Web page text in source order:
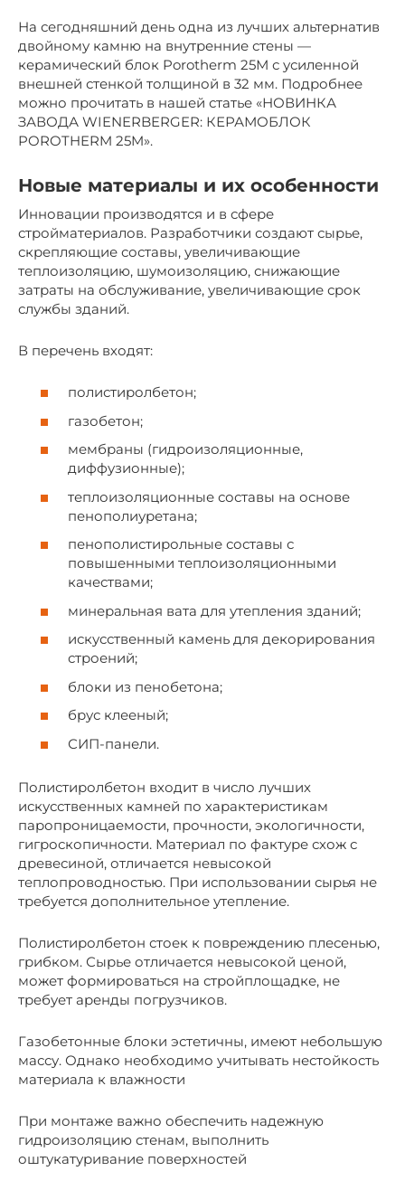
На сегодняшний день одна из лучших альтернатив
двойному камню на внутренние стены —
керамический блок Porotherm 25М с усиленной
внешней стенкой толщиной в 32 мм. Подробнее
можно прочитать в нашей статье «НОВИНКА
ЗАВОДА WIENERBERGER: КЕРАМОБЛОК
POROTHERM 25M».
Новые материалы и их особенности
Инновации производятся и в сфере
стройматериалов. Разработчики создают сырье,
скрепляющие составы, увеличивающие
теплоизоляцию, шумоизоляцию, снижающие
затраты на обслуживание, увеличивающие срок
службы зданий.
В перечень входят:
полистиролбетон;
газобетон;
мембраны (гидроизоляционные,
диффузионные);
теплоизоляционные составы на основе
пенополиуретана;
пенополистирольные составы с
повышенными теплоизоляционными
качествами;
минеральная вата для утепления зданий;
искусственный камень для декорирования
строений;
блоки из пенобетона;
брус клееный;
СИП-панели.
Полистиролбетон входит в число лучших
искусственных камней по характеристикам
паропроницаемости, прочности, экологичности,
гигроскопичности. Материал по фактуре схож с
древесиной, отличается невысокой
теплопроводностью. При использовании сырья не
требуется дополнительное утепление.
Полистиролбетон стоек к повреждению плесенью,
грибком. Сырье отличается невысокой ценой,
может формироваться на стройплощадке, не
требует аренды погрузчиков.
Газобетонные блоки эстетичны, имеют небольшую
массу. Однако необходимо учитывать нестойкость
материала к влажности
При монтаже важно обеспечить надежную
гидроизоляцию стенам, выполнить
оштукатуривание поверхностей